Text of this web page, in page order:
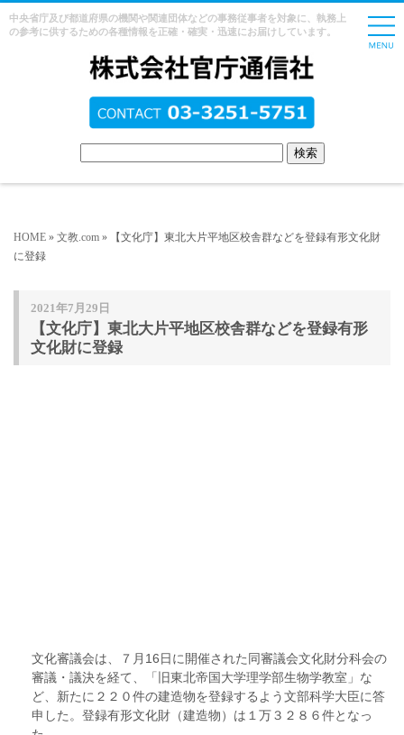
中央省庁及び都道府県の機関や関連団体などの事務従事者を対象に、執務上
の参考に供するための各種情報を正確・確実・迅速にお届けしています。
HOME » 文教.com » 【文化庁】東北大片平地区校舎群などを登録有形文化財
に登録
2021年7月29日
【文化庁】東北大片平地区校舎群などを登録有形
文化財に登録
文化審議会は、７月16日に開催された同審議会文化財分科会の
審議・議決を経て、「旧東北帝国大学理学部生物学教室」な
ど、新たに２２０件の建造物を登録するよう文部科学大臣に答
申した。登録有形文化財（建造物）は１万３２８６件となっ